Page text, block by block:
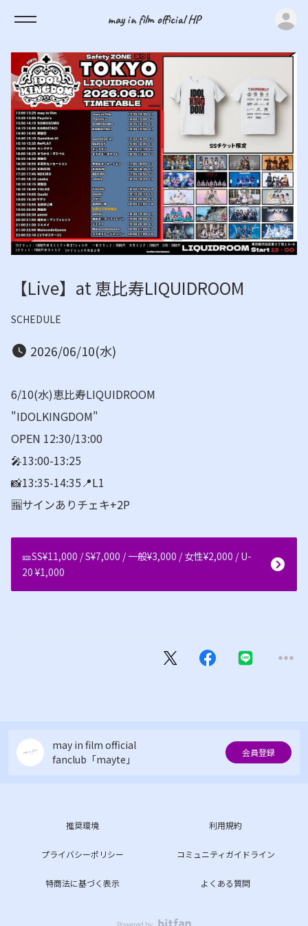
may in film official HP
【Live】at 恵比寿LIQUIDROOM
SCHEDULE
2026/06/10(水)
6/10(水)恵比寿LIQUIDROOM
"IDOLKINGDOM"
OPEN 12:30/13:00
🎤13:00-13:25
📸13:35-14:35📍L1
🈯️サインありチェキ+2P
🎫SS¥11,000 / S¥7,000 / 一般¥3,000 / 女性¥2,000 / U-
20 ¥1,000
may in film official
fanclub「mayte」
会員登録
推奨環境 利用規約
プライバシーポリシー コミュニティガイドライン
特商法に基づく表示 よくある質問